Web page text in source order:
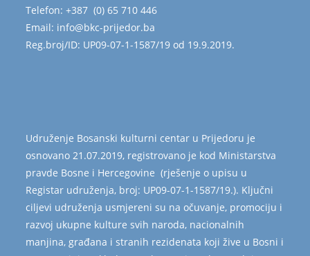
Telefon: +387 (0) 65 710 446
Email: info@bkc-prijedor.ba
Reg.broj/ID: UP09-07-1-1587/19 od 19.9.2019.
Udruženje Bosanski kulturni centar u Prijedoru je
osnovano 21.07.2019, registrovano je kod Ministarstva
pravde Bosne i Hercegovine (rješenje o upisu u
Registar udruženja, broj: UP09-07-1-1587/19.). Ključni
ciljevi udruženja usmjereni su na očuvanje, promociju i
razvoj ukupne kulture svih naroda, nacionalnih
manjina, građana i stranih rezidenata koji žive u Bosni i